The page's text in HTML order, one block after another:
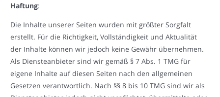
Haftung:
Die Inhalte unserer Seiten wurden mit größter Sorgfalt
erstellt. Für die Richtigkeit, Vollständigkeit und Aktualität
der Inhalte können wir jedoch keine Gewähr übernehmen.
Als Diensteanbieter sind wir gemäß § 7 Abs. 1 TMG für
eigene Inhalte auf diesen Seiten nach den allgemeinen
Gesetzen verantwortlich. Nach §§ 8 bis 10 TMG sind wir als